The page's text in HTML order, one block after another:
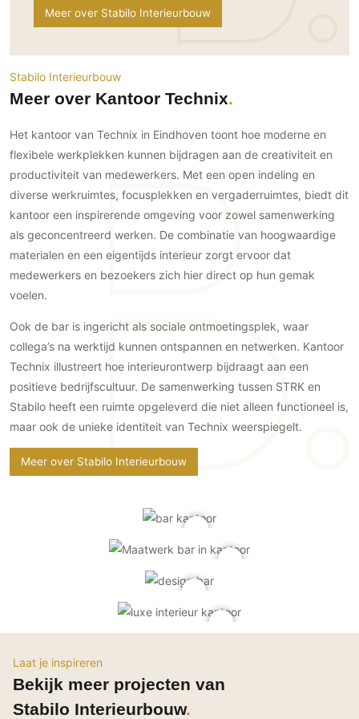
Keukenaccessoires
Ramen en deuren
Binnendeuren
Houten deuren
Stalen deuren
Systeemwanden
Deurbeslag
Raambeslag
Vloer
Vloeren
Beton Ciré vloeren
Gietvloeren
Houten vloeren
Natuursteen en keramiek vloeren
Vloerkleden
Natuursteen en keramiek
Stucwerk
Spuitwerk
Gevelbekleding
Gevelstenen
Stucwerk
Schilderwerk buiten
Zonwering
Kantoor
Meer over Stabilo Interieurbouw
Stabilo Interieurbouw
Meer over Kantoor Technix
Het kantoor van Technix in Eindhoven toont hoe moderne en
flexibele werkplekken kunnen bijdragen aan de creativiteit en
productiviteit van medewerkers. Met een open indeling en
diverse werkruimtes, focusplekken en vergaderruimtes, biedt dit
kantoor een inspirerende omgeving voor zowel samenwerking
als geconcentreerd werken. De combinatie van hoogwaardige
materialen en een eigentijds interieur zorgt ervoor dat
medewerkers en bezoekers zich hier direct op hun gemak
voelen.
Ook de bar is ingericht als sociale ontmoetingsplek, waar
collega’s na werktijd kunnen ontspannen en netwerken. Kantoor
Technix illustreert hoe interieurontwerp bijdraagt aan een
positieve bedrijfscultuur. De samenwerking tussen STRK en
Stabilo heeft een ruimte opgeleverd die niet alleen functioneel is,
maar ook de unieke identiteit van Technix weerspiegelt.
Meer over Stabilo Interieurbouw
Laat je inspireren
Bekijk meer projecten van
Stabilo Interieurbouw